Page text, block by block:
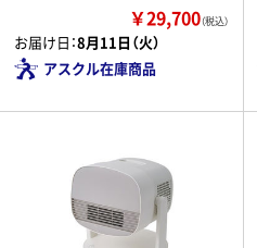
￥29,700（税込）
お届け日：8月11日（火）
アスクル在庫商品